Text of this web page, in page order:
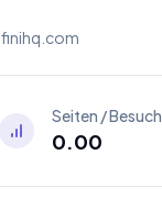
finihq.com
Seiten / Besuch
0.00